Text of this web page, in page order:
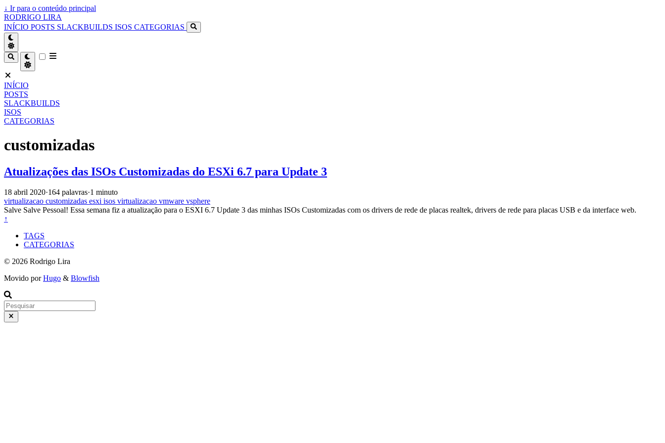
↓ Ir para o conteúdo principal
RODRIGO LIRA
INÍCIO POSTS SLACKBUILDS ISOS CATEGORIAS
INÍCIO
POSTS
SLACKBUILDS
ISOS
CATEGORIAS
customizadas
Atualizações das ISOs Customizadas do ESXi 6.7 para Update 3
18 abril 2020·164 palavras·1 minuto
virtualizacao customizadas esxi isos virtualizacao vmware vsphere
Salve Salve Pessoal! Essa semana fiz a atualização para o ESXI 6.7 Update 3 das minhas ISOs Customizadas com os drivers de rede de placas realtek, drivers de rede para placas USB e da interface web.
↑
TAGS
CATEGORIAS
© 2026 Rodrigo Lira
Movido porHugo & Blowfish